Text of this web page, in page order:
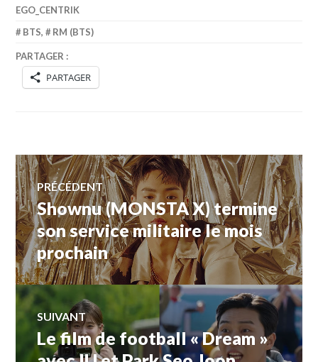
EGO_CENTRIK
BTS, RM (BTS)
PARTAGER :
PARTAGER
Navigation
de
l’article
PRÉCÉDENT
Article
précédent :
Shownu (MONSTA X) termine
son service militaire le mois
prochain
SUIVANT
Article
Suivant:
Le film de football « Dream »